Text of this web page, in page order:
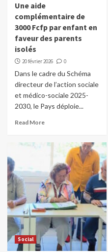
Une aide
complémentaire de
3000 Fcfp par enfant en
faveur des parents
isolés
20 février 2026 0
Dans le cadre du Schéma
directeur de l’action sociale
et médico-sociale 2025-
2030, le Pays déploie...
Read More
Social